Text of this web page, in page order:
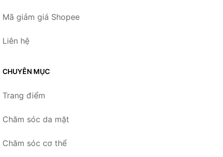
Mã giảm giá Shopee
Liên hệ
CHUYÊN MỤC
Trang điểm
Chăm sóc da mặt
Chăm sóc cơ thể